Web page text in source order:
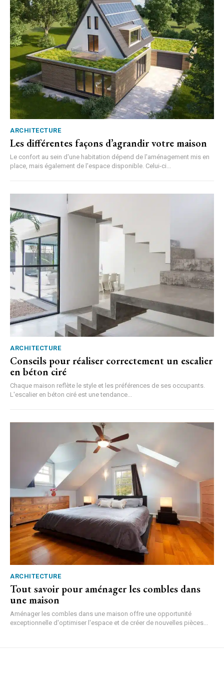
ARCHITECTURE
Les différentes façons d’agrandir votre maison
Le confort au sein d'une habitation dépend de l'aménagement mis en
place, mais également de l'espace disponible. Celui-ci...
ARCHITECTURE
Conseils pour réaliser correctement un escalier
en béton ciré
Chaque maison reflète le style et les préférences de ses occupants.
L'escalier en béton ciré est une tendance...
ARCHITECTURE
Tout savoir pour aménager les combles dans
une maison
Aménager les combles dans une maison offre une opportunité
exceptionnelle d'optimiser l'espace et de créer de nouvelles pièces...